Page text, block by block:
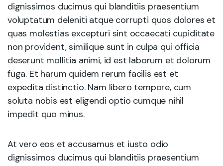
dignissimos ducimus qui blanditiis praesentium
voluptatum deleniti atque corrupti quos dolores et
quas molestias excepturi sint occaecati cupiditate
non provident, similique sunt in culpa qui officia
deserunt mollitia animi, id est laborum et dolorum
fuga. Et harum quidem rerum facilis est et
expedita distinctio. Nam libero tempore, cum
soluta nobis est eligendi optio cumque nihil
impedit quo minus.
At vero eos et accusamus et iusto odio
dignissimos ducimus qui blanditiis praesentium